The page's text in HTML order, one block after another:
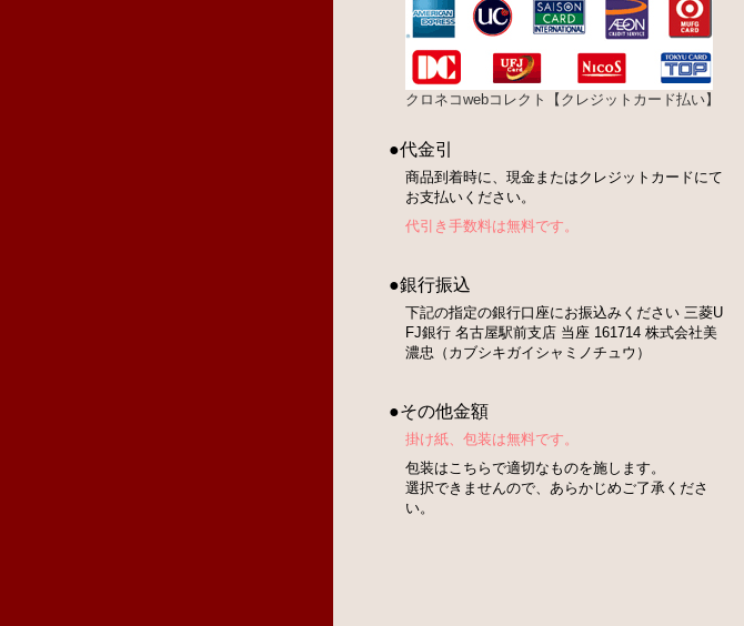
クロネコwebコレクト【クレジットカード払い】
●代金引
商品到着時に、現金またはクレジットカードにて
お支払いください。
代引き手数料は無料です。
●銀行振込
下記の指定の銀行口座にお振込みください 三菱U
FJ銀行 名古屋駅前支店 当座 161714 株式会社美
濃忠（カブシキガイシャミノチュウ）
●その他金額
掛け紙、包装は無料です。
包装はこちらで適切なものを施します。
選択できませんので、あらかじめご了承くださ
い。